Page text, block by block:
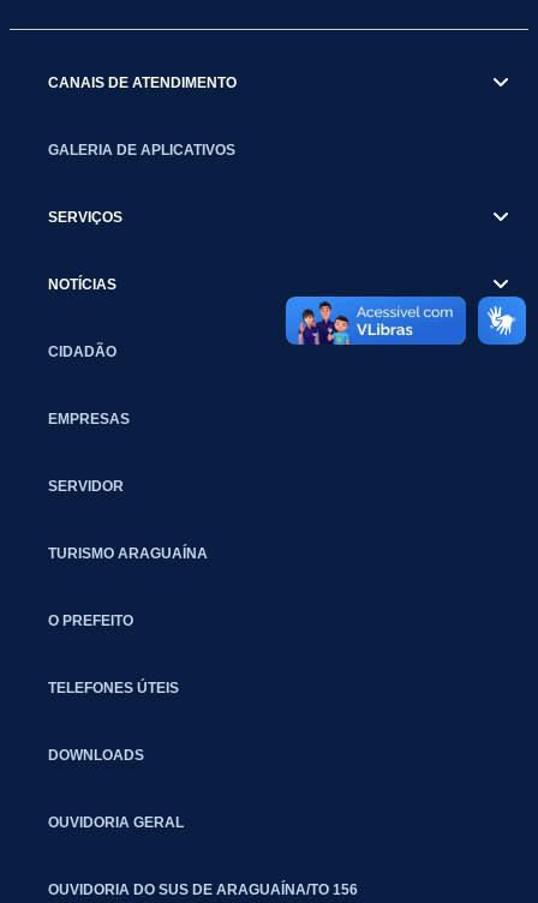
CANAIS DE ATENDIMENTO
GALERIA DE APLICATIVOS
SERVIÇOS
NOTÍCIAS
CIDADÃO
EMPRESAS
SERVIDOR
TURISMO ARAGUAÍNA
O PREFEITO
TELEFONES ÚTEIS
DOWNLOADS
OUVIDORIA GERAL
OUVIDORIA DO SUS DE ARAGUAÍNA/TO 156